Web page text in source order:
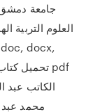
العلوم التربية
الكاتب عبد
محمد عبد